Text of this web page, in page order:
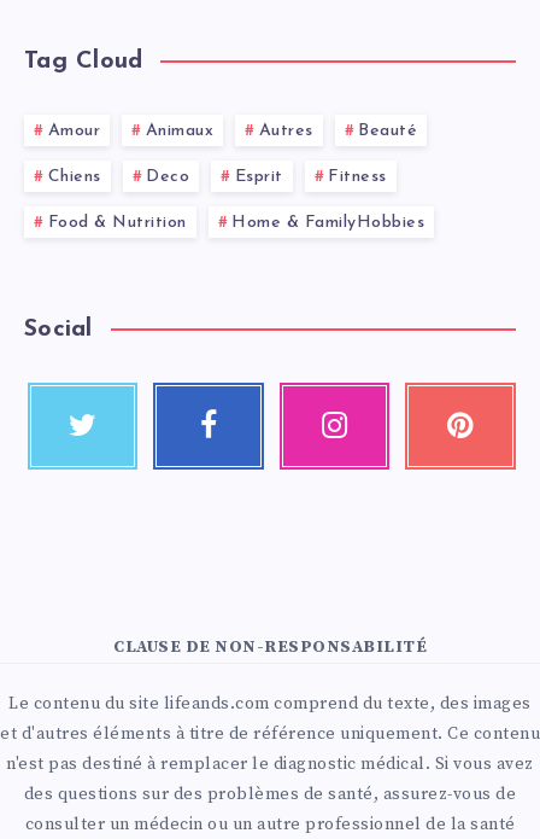
Tag Cloud
Amour Animaux Autres Beauté
Chiens Deco Esprit Fitness
Food & Nutrition Home & FamilyHobbies
Social
CLAUSE DE NON-RESPONSABILITÉ
Le contenu du site lifeands.com comprend du texte, des images
et d'autres éléments à titre de référence uniquement. Ce contenu
n'est pas destiné à remplacer le diagnostic médical. Si vous avez
des questions sur des problèmes de santé, assurez-vous de
consulter un médecin ou un autre professionnel de la santé